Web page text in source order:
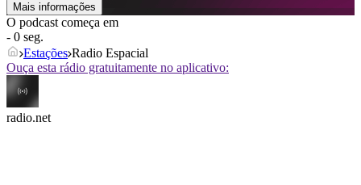
Mais informações
O podcast começa em
- 0 seg.
Estações Radio Espacial
Ouça esta rádio gratuitamente no aplicativo:
radio.net